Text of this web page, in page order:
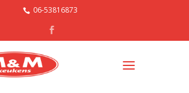
06-53816873